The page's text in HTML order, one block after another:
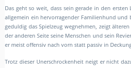
Das geht so weit, dass sein gerade in den
allgemein ein hervorragender Familienhund und
geduldig das Spielzeug wegnehmen, zeigt
der anderen Seite seine Menschen und sein
er meist offensiv nach vorn statt passiv in
Trotz dieser Unerschrockenheit neigt er nicht